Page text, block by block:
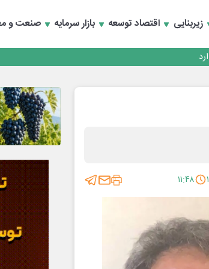
زیربنایی اقتصاد توسعه بازار سرمایه صنعت و
۱۱:۴۸